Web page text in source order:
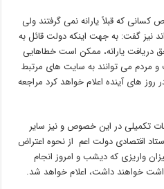
که قبلاً یارانه نمی گرفتند ولی
اند نیز گفت: به جهت اینکه دولت قائل به
دریافت یارانه، ممکن است خطاهایی
و مردم می توانند به سایت های مرتبط
روز های آینده اعلام خواهد کرد مراجعه
تکمیلی در این خصوص و نیز سایر
اقتصادی دولت اعم از نحوه اعتراض
واریزی که دیشب و امروز انجام
خواهند داشت، اعلام خواهد شد.